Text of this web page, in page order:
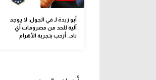
أبو ريدة لـ في الجول: لا يوجد
آلية للحد من مصروفات أي
ناد.. أرحب بتجربة الأهرام